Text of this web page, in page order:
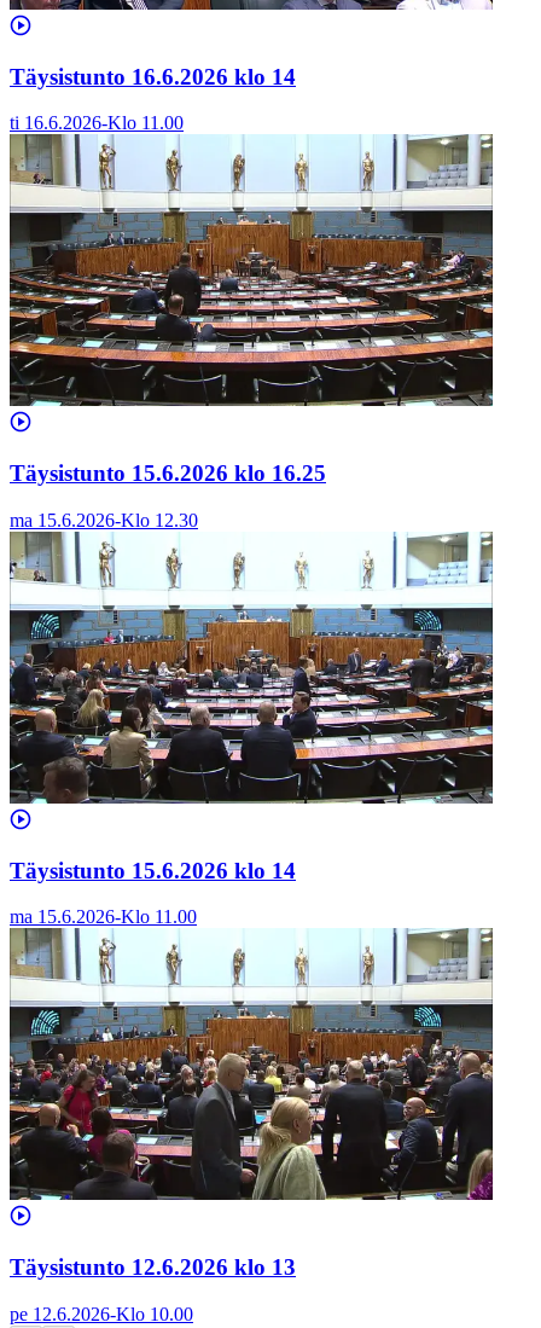
Täysistunto 16.6.2026 klo 14
ti 16.6.2026-Klo 11.00
Täysistunto 15.6.2026 klo 16.25
ma 15.6.2026-Klo 12.30
Täysistunto 15.6.2026 klo 14
ma 15.6.2026-Klo 11.00
Täysistunto 12.6.2026 klo 13
pe 12.6.2026-Klo 10.00